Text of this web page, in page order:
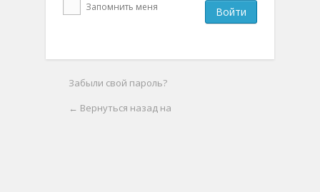
Запомнить меня
Забыли свой пароль?
← Вернуться назад на